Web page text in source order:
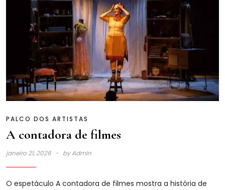
PALCO DOS ARTISTAS
A contadora de filmes
janeiro 21, 2026 byAdmin
O espetáculo A contadora de filmes mostra a história de